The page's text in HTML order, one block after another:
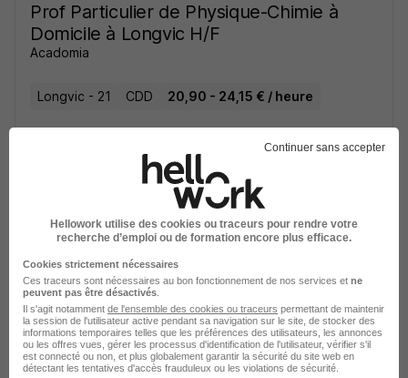
Prof Particulier de Physique-Chimie à
Domicile à Longvic H/F
Acadomia
Longvic - 21 CDD 20,90 - 24,15 € / heure
il y a 10 jours
Electromecanicien Automaticien H/F
Menco Super recruteur
Longvic - 21 Intérim 6 mois
Continuer sans accepter
Hellowork utilise des cookies ou traceurs pour rendre votre
recherche d’emploi ou de formation encore plus efficace.
Cookies strictement nécessaires
Ces traceurs sont nécessaires au bon fonctionnement de nos services et ne
peuvent pas être désactivés
Il s'agit notamment de l'ensemble des cookies ou traceurs permettant de maintenir
la session de l'utilisateur active pendant sa navigation sur le site, de stocker des
informations temporaires telles que les préférences des utilisateurs, les annonces
ou les offres vues, gérer les processus d'identification de l'utilisateur, vérifier s'il
est connecté ou non, et plus globalement garantir la sécurité du site web en
détectant les tentatives d'accès frauduleux ou les violations de sécurité.